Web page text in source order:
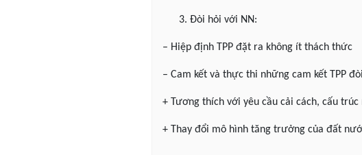
Đòi hỏi với NN:
– Hiệp định TPP đặt ra không ít thách thức
– Cam kết và thực thi những cam kết TPP
+ Tương thích với yêu cầu cải cách, cấu trúc
+ Thay đổi mô hình tăng trưởng của đất